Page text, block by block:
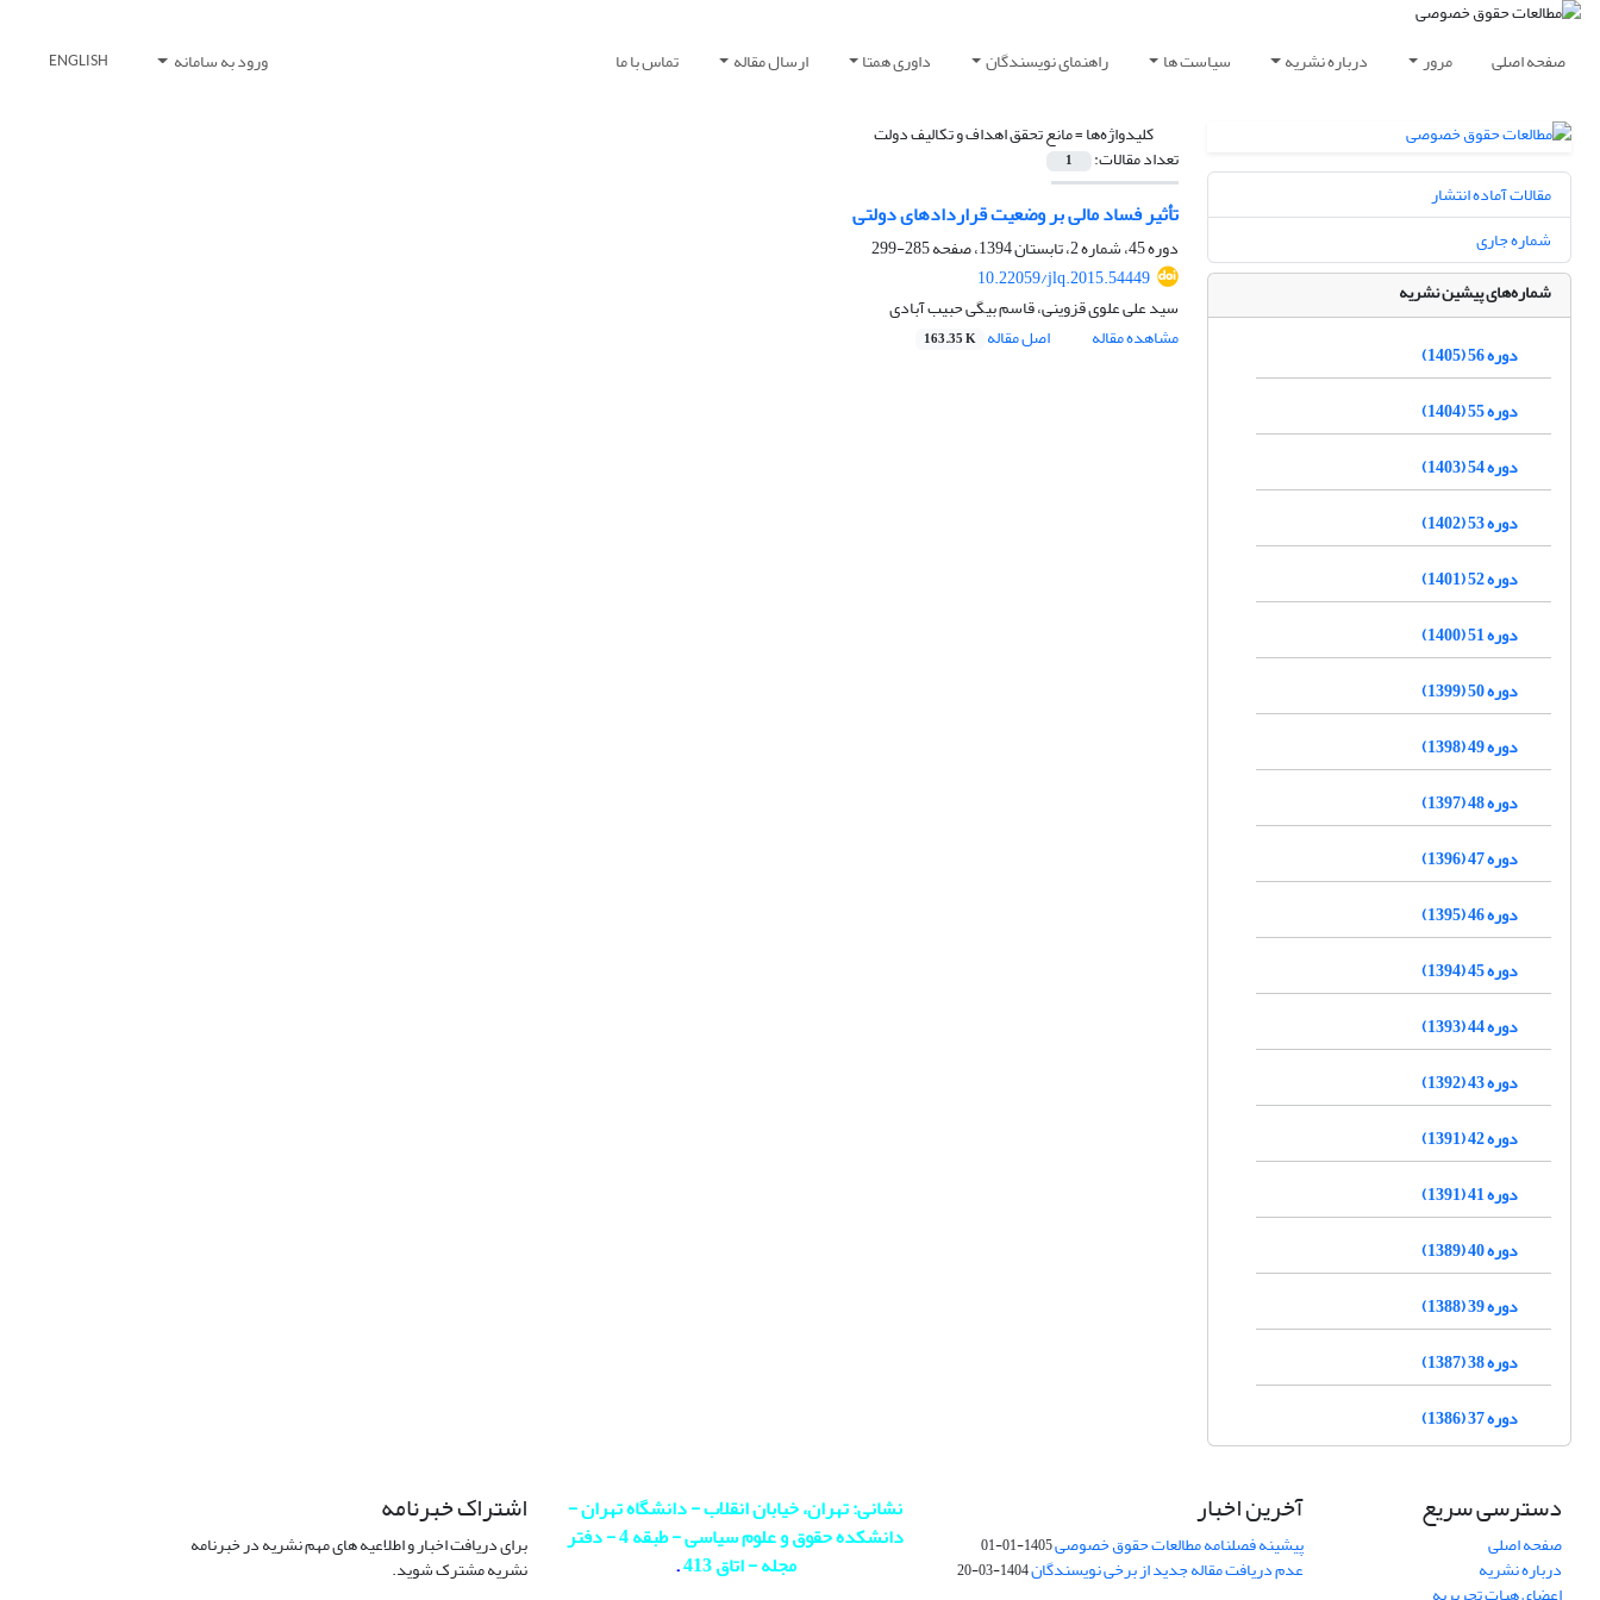
صفحه اصلی مرور درباره نشریه سیاست ها راهنمای نویسندگان داوری همتا ارسال مقاله تماس با ما ورود به سامانه ENGLISH
کلیدواژه‌ها =مانع تحقق اهداف و تکالیف دولت
تعداد مقالات: 1
تأثیر فساد مالی بر وضعیت قراردادهای دولتی
دوره 45، شماره 2، تابستان 1394، صفحه
285-299
10.22059/jlq.2015.54449
سید علی علوی قزوینی، قاسم بیگی حبیب آبادی
مشاهده مقاله
اصل مقاله 163.35 K
مقالات آماده انتشار
شماره جاری
شماره‌های پیشین نشریه
دوره 56 (1405)
دوره 55 (1404)
دوره 54 (1403)
دوره 53 (1402)
دوره 52 (1401)
دوره 51 (1400)
دوره 50 (1399)
دوره 49 (1398)
دوره 48 (1397)
دوره 47 (1396)
دوره 46 (1395)
دوره 45 (1394)
دوره 44 (1393)
دوره 43 (1392)
دوره 42 (1391)
دوره 41 (1391)
دوره 40 (1389)
دوره 39 (1388)
دوره 38 (1387)
دوره 37 (1386)
دسترسی سریع
صفحه اصلی
درباره نشریه
آخرین اخبار
پیشینه فصلنامه مطالعات حقوق خصوصی1405-01-01
عدم دریافت مقاله جدید از برخی نویسندگان1404-03-20
نشانی: تهران، خیابان انقلاب - دانشگاه تهران -
دانشکده حقوق و علوم سیاسی - طبقه 4 - دفتر
مجله - اتاق 413
.
اشتراک خبرنامه
برای دریافت اخبار و اطلاعیه های مهم نشریه در خبرنامه
نشریه مشترک شوید.